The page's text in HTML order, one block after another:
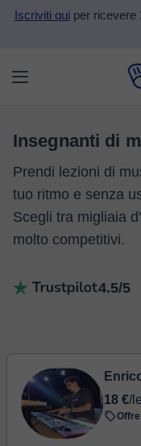
Iscriviti quiper ricevere
Insegnanti di
Prendi lezioni di
tuo ritmo e senza
Scegli tra migliaia
molto competitivi.
4.5/5
18 €/